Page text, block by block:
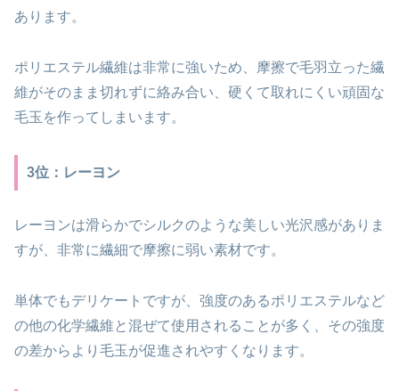
あります。
ポリエステル繊維は非常に強いため、摩擦で毛羽立った繊
維がそのまま切れずに絡み合い、硬くて取れにくい頑固な
毛玉を作ってしまいます。
3位：レーヨン
レーヨンは滑らかでシルクのような美しい光沢感がありま
すが、非常に繊細で摩擦に弱い素材です。
単体でもデリケートですが、強度のあるポリエステルなど
の他の化学繊維と混ぜて使用されることが多く、その強度
の差からより毛玉が促進されやすくなります。